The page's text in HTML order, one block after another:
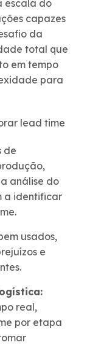
escala do
capazes
da
total que
em tempo
para
lead time
de
análise do
a identificar
usados,
e
real,
por etapa